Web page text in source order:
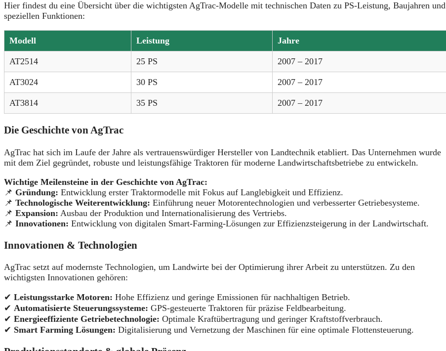
Hier findest du eine Übersicht über die wichtigsten AgTrac-Modelle mit technischen Daten zu PS-Leistung, Baujahren und
speziellen Funktionen:
Modell Leistung Jahre
AT2514 25 PS 2007 – 2017
AT3024 30 PS 2007 – 2017
AT3814 35 PS 2007 – 2017
Die Geschichte von AgTrac
AgTrac hat sich im Laufe der Jahre als vertrauenswürdiger Hersteller von Landtechnik etabliert. Das Unternehmen wurde
mit dem Ziel gegründet, robuste und leistungsfähige Traktoren für moderne Landwirtschaftsbetriebe zu entwickeln.
Wichtige Meilensteine in der Geschichte von AgTrac:
📌 Gründung: Entwicklung erster Traktormodelle mit Fokus auf Langlebigkeit und Effizienz.
📌 Technologische Weiterentwicklung: Einführung neuer Motorentechnologien und verbesserter Getriebesysteme.
📌 Expansion: Ausbau der Produktion und Internationalisierung des Vertriebs.
📌 Innovationen: Entwicklung von digitalen Smart-Farming-Lösungen zur Effizienzsteigerung in der Landwirtschaft.
Innovationen & Technologien
AgTrac setzt auf modernste Technologien, um Landwirte bei der Optimierung ihrer Arbeit zu unterstützen. Zu den
wichtigsten Innovationen gehören:
✔ Leistungsstarke Motoren: Hohe Effizienz und geringe Emissionen für nachhaltigen Betrieb.
✔ Automatisierte Steuerungssysteme: GPS-gesteuerte Traktoren für präzise Feldbearbeitung.
✔ Energieeffiziente Getriebetechnologie: Optimale Kraftübertragung und geringer Kraftstoffverbrauch.
✔ Smart Farming Lösungen: Digitalisierung und Vernetzung der Maschinen für eine optimale Flottensteuerung.